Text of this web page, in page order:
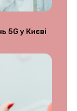
5G у Києві